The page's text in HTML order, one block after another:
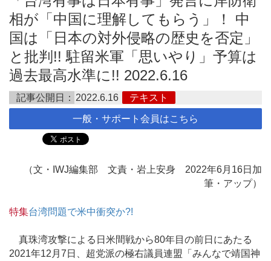
相が「中国に理解してもらう」！ 中
国は「日本の対外侵略の歴史を否定」
と批判!! 駐留米軍「思いやり」予算は
過去最高水準に!! 2022.6.16
記事公開日： 2022.6.16 テキスト
一般・サポート会員はこちら
（文・IWJ編集部 文責・岩上安身 2022年6月16日加
筆・アップ）
特集台湾問題で米中衝突か?!
真珠湾攻撃による日米間戦から80年目の前日にあたる
2021年12月7日、超党派の極右議員連盟「みんなで靖国神